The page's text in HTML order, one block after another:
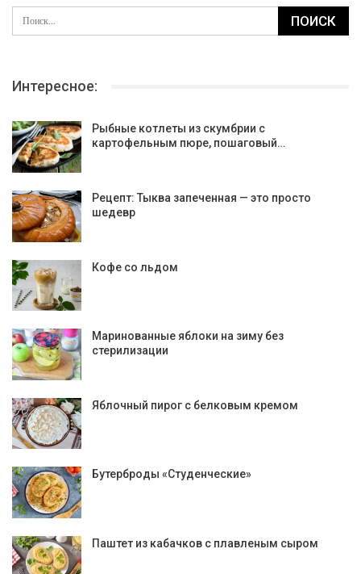
Интересное:
Рыбные котлеты из скумбрии с
картофельным пюре, пошаговый…
Рецепт: Тыква запеченная — это просто
шедевр
Кофе со льдом
Маринованные яблоки на зиму без
стерилизации
Яблочный пирог с белковым кремом
Бутерброды «Студенческие»
Паштет из кабачков с плавленым сыром